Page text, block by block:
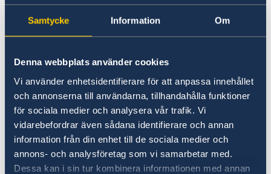
Samtycke Information Om
Denna webbplats använder cookies
Vi använder enhetsidentifierare för att anpassa innehållet
och annonserna till användarna, tillhandahålla funktioner
för sociala medier och analysera vår trafik. Vi
vidarebefordrar även sådana identifierare och annan
information från din enhet till de sociala medier och
annons- och analysföretag som vi samarbetar med.
Dessa kan i sin tur kombinera informationen med annan
utomlands
Väderförhållandena i Norge kan ändras snabbt
och påverka möjligheten att ta sig fram i
naturen, på vägarna och med andra
transportmedel. Kraftiga regnoväder kan
orsaka lokala omfattande översvämningar. Bil-,
tåg- och flygtrafik kan påverkas av dimma och
kraftig nederbörd.